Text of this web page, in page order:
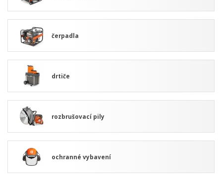
čerpadla
drtiče
rozbrušovací pily
ochranné vybavení